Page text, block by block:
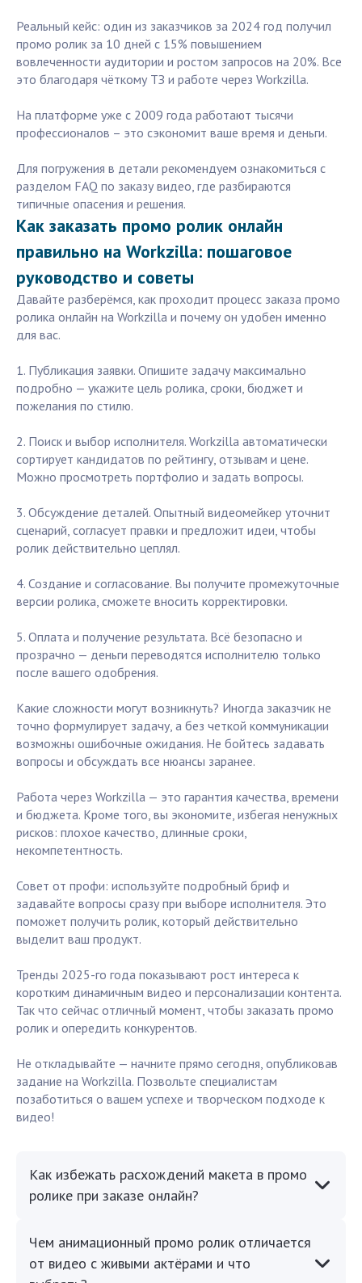
Реальный кейс: один из заказчиков за 2024 год получил
промо ролик за 10 дней с 15% повышением
вовлеченности аудитории и ростом запросов на 20%. Все
это благодаря чёткому ТЗ и работе через Workzilla.
На платформе уже с 2009 года работают тысячи
профессионалов – это сэкономит ваше время и деньги.
Для погружения в детали рекомендуем ознакомиться с
разделом FAQ по заказу видео, где разбираются
типичные опасения и решения.
Как заказать промо ролик онлайн
правильно на Workzilla: пошаговое
руководство и советы
Давайте разберёмся, как проходит процесс заказа промо
ролика онлайн на Workzilla и почему он удобен именно
для вас.
1. Публикация заявки. Опишите задачу максимально
подробно — укажите цель ролика, сроки, бюджет и
пожелания по стилю.
2. Поиск и выбор исполнителя. Workzilla автоматически
сортирует кандидатов по рейтингу, отзывам и цене.
Можно просмотреть портфолио и задать вопросы.
3. Обсуждение деталей. Опытный видеомейкер уточнит
сценарий, согласует правки и предложит идеи, чтобы
ролик действительно цеплял.
4. Создание и согласование. Вы получите промежуточные
версии ролика, сможете вносить корректировки.
5. Оплата и получение результата. Всё безопасно и
прозрачно — деньги переводятся исполнителю только
после вашего одобрения.
Какие сложности могут возникнуть? Иногда заказчик не
точно формулирует задачу, а без четкой коммуникации
возможны ошибочные ожидания. Не бойтесь задавать
вопросы и обсуждать все нюансы заранее.
Работа через Workzilla — это гарантия качества, времени
и бюджета. Кроме того, вы экономите, избегая ненужных
рисков: плохое качество, длинные сроки,
некомпетентность.
Совет от профи: используйте подробный бриф и
задавайте вопросы сразу при выборе исполнителя. Это
поможет получить ролик, который действительно
выделит ваш продукт.
Тренды 2025-го года показывают рост интереса к
коротким динамичным видео и персонализации контента.
Так что сейчас отличный момент, чтобы заказать промо
ролик и опередить конкурентов.
Не откладывайте — начните прямо сегодня, опубликовав
задание на Workzilla. Позвольте специалистам
позаботиться о вашем успехе и творческом подходе к
видео!
Как избежать расхождений макета в промо
ролике при заказе онлайн?
Чем анимационный промо ролик отличается
от видео с живыми актёрами и что